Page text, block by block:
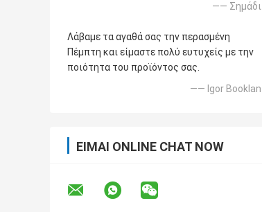
—— Σημάδι
Λάβαμε τα αγαθά σας την περασμένη
Πέμπτη και είμαστε πολύ ευτυχείς με την
ποιότητα του προϊόντος σας.
—— Igor Booklan
ΕΊΜΑΙ ONLINE CHAT NOW